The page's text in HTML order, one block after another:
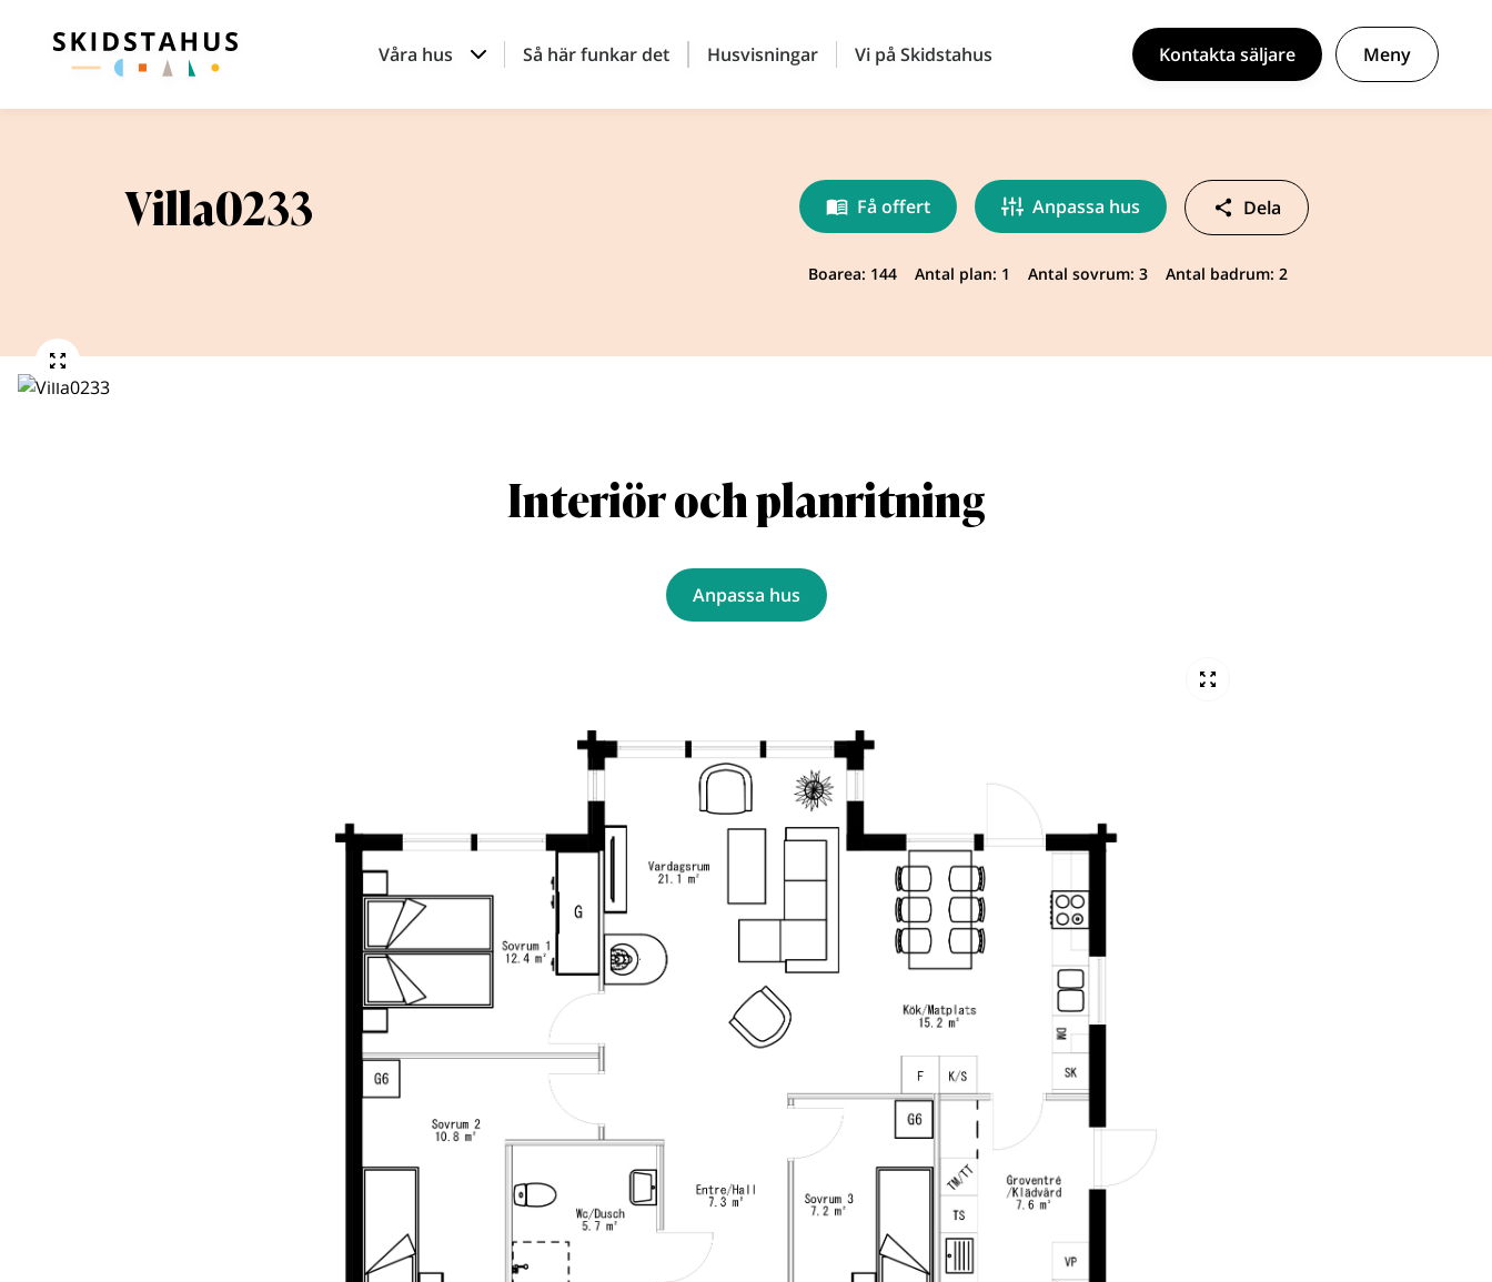
Våra hus Så här funkar det Husvisningar Vi på Skidstahus Kontakta säljare Meny
Villa0233 Få offert Anpassa hus Dela
Boarea: 144 Antal plan: 1 Antal sovrum: 3 Antal badrum: 2
Interiör och planritning
Anpassa hus